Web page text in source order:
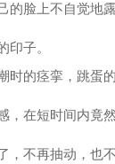
的脸上不自觉地
印子。
的痉挛，跳蛋
，在短时间内竟
，不再抽动，也